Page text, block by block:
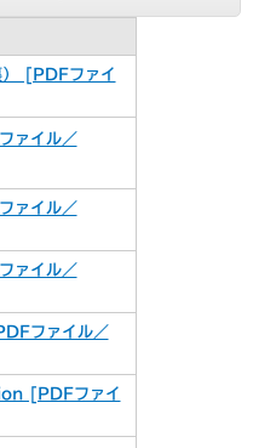
[PDFファイ
ァイル／
ァイル／
ァイル／
ファイル／
[PDFファイ